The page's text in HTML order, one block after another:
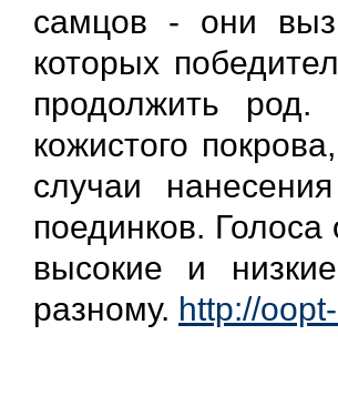
самцов - они
которых
продолжить
кожистого
случаи
поединков.
высокие и
разному. http://